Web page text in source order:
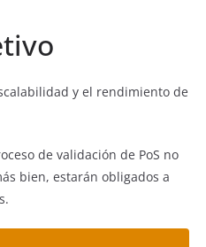
y el rendimiento de
de validación de PoS no
bien, estarán obligados a